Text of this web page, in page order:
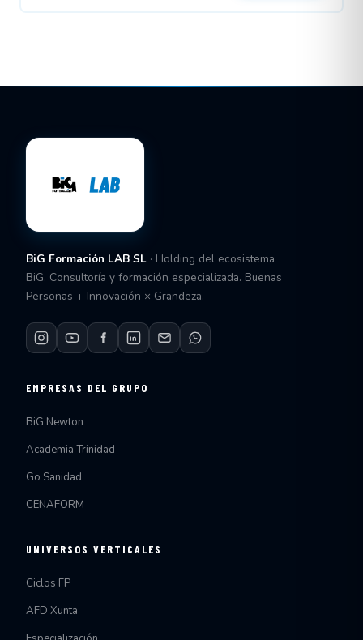
BiG Formación LAB SL · Holding del ecosistema
BiG. Consultoría y formación especializada. Buenas
Personas + Innovación × Grandeza.
EMPRESAS DEL GRUPO
BiG Newton
Academia Trinidad
Go Sanidad
CENAFORM
UNIVERSOS VERTICALES
Ciclos FP
AFD Xunta